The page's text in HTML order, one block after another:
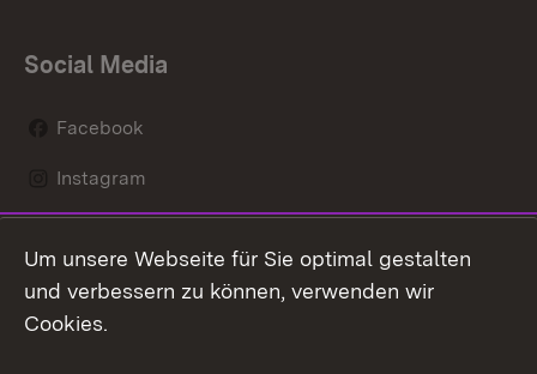
Social Media
Facebook
Instagram
Mastodon
Youtube
Um unsere Webseite für Sie optimal gestalten
und verbessern zu können, verwenden wir
Cookies.